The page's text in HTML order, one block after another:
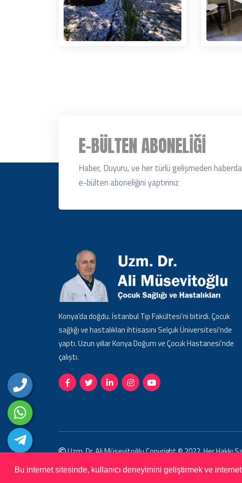
Bu internet sitesinde, kullanıcı deneyimini geliştirmek ve
E-BÜLTEN ABONELIĞI
Haber, Duyuru, ve her türlü gelişmeden
e-bülten aboneliğini yaptırınız
Konya’da doğdu. İstanbul Tıp Fakültesi'ni bitirdi. Çocuk
sağlığı ve hastalıkları ihtisasını Selçuk Üniversitesi'nde
yaptı. Uzun yıllar Konya Doğum ve Çocuk Hastanesi'nde
çalıştı.
Uzm. Dr. Ali Müsevitoğlu Copyright © 2022. Her Hakkı
Tasarım ve Yazılım:Tema Web Tasarım